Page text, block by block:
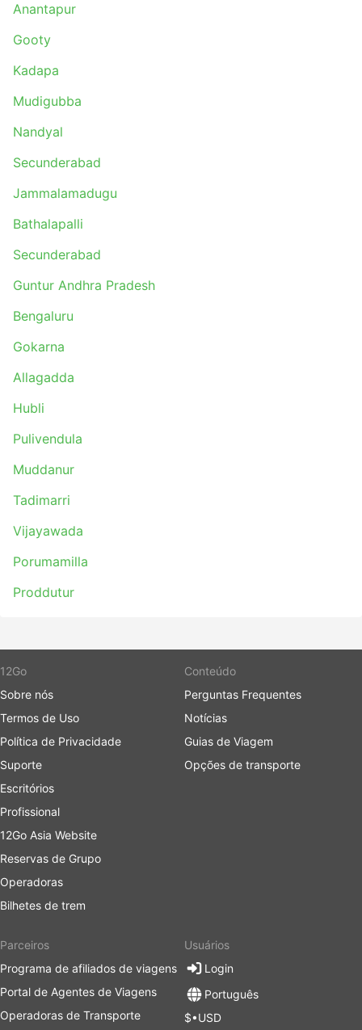
Anantapur
Gooty
Kadapa
Mudigubba
Nandyal
Secunderabad
Jammalamadugu
Bathalapalli
Secunderabad
Guntur Andhra Pradesh
Bengaluru
Gokarna
Allagadda
Hubli
Pulivendula
Muddanur
Tadimarri
Vijayawada
Porumamilla
Proddutur
12Go
Sobre nós
Termos de Uso
Política de Privacidade
Suporte
Escritórios
Profissional
12Go Asia Website
Reservas de Grupo
Operadoras
Bilhetes de trem
Conteúdo
Perguntas Frequentes
Notícias
Guias de Viagem
Opções de transporte
Parceiros
Programa de afiliados de viagens
Portal de Agentes de Viagens
Operadoras de Transporte
Usuários
Login
Português
$•USD